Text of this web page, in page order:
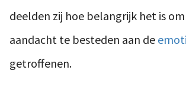
deelden zij hoe belangrijk het is
aandacht te besteden aan de
getroffenen.